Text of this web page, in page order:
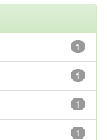
1
1
1
1